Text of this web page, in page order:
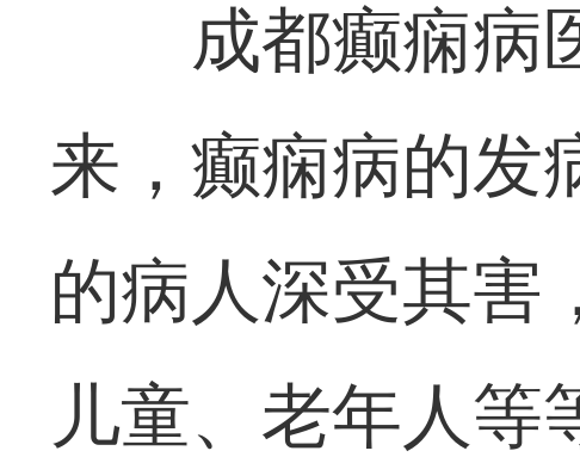
成都癫痫病
来，癫痫病的发
的病人深受其害
儿童、老年人等